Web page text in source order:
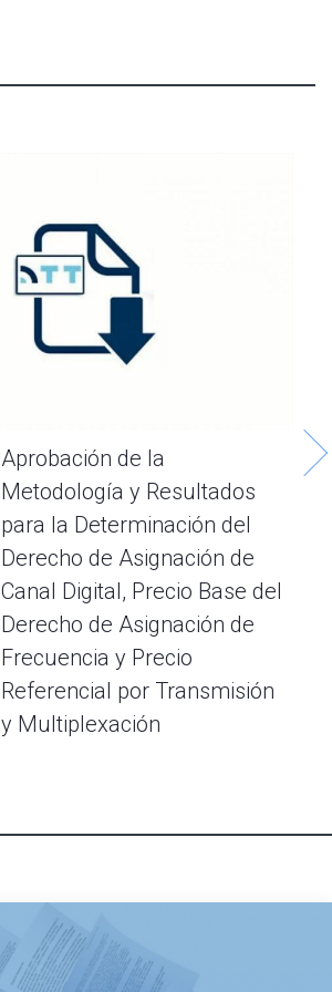
Aprobación de la
Metodología y Resultados
para la Determinación del
Derecho de Asignación de
Canal Digital, Precio Base del
Derecho de Asignación de
Frecuencia y Precio
Referencial por Transmisión
y Multiplexación